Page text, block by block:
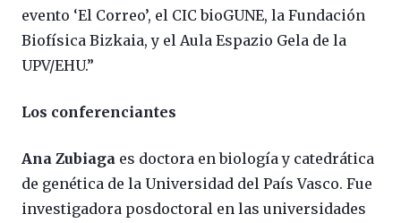
evento ‘El Correo’, el CIC bioGUNE, la Fundación
Biofísica Bizkaia, y el Aula Espazio Gela de la
UPV/EHU.”
Los conferenciantes
Ana Zubiaga es doctora en biología y catedrática
de genética de la Universidad del País Vasco. Fue
investigadora posdoctoral en las universidades